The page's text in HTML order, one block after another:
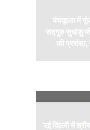
पंचकूला में
सद्गुरु सुधांशु जी
की प्रशंसा,
नई दिल्ली में